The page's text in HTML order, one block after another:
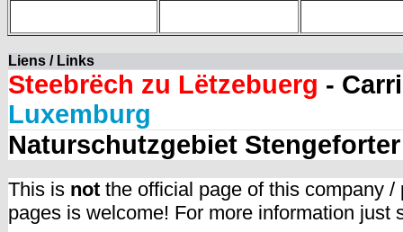
Liens / Links
Steebrëch zu Lëtzebuerg -
Luxemburg
Naturschutzgebiet
This is not the official page of this company
pages is welcome! For more information just